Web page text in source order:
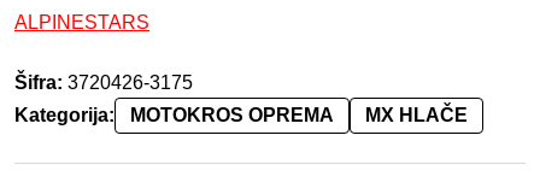
ALPINESTARS
Šifra: 3720426-3175
Kategorija:
MOTOKROS OPREMA MX HLAČE